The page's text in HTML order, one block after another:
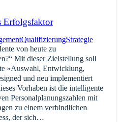
Erfolgsfaktor
QualifizierungStrategie
von heute zu
Mit dieser Zielstellung soll
»Auswahl, Entwicklung,
und neu implementiert
Vorhaben ist die intelligente
Personal­planungszahlen mit
zu einem verbindlichen
der sich…